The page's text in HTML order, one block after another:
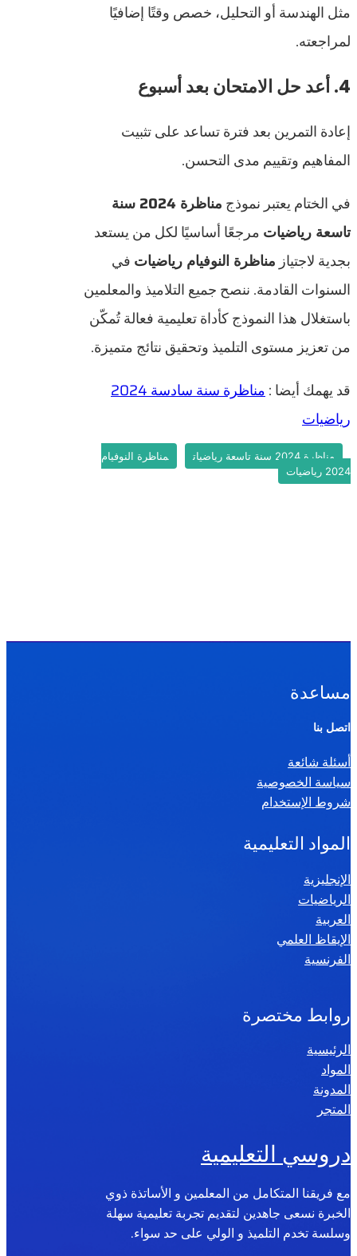
مثل الهندسة أو التحليل، خصص وقتًا إضافيًا
لمراجعته.
4. أعد حل الامتحان بعد أسبوع
إعادة التمرين بعد فترة تساعد على تثبيت
المفاهيم وتقييم مدى التحسن.
في الختام يعتبر نموذج
مناظرة 2024 سنة
تاسعة رياضيات مرجعًا أساسيًا لكل من يستعد
بجدية لاجتياز مناظرة النوفيام رياضيات في
السنوات القادمة. ننصح جميع التلاميذ والمعلمين
باستغلال هذا النموذج كأداة تعليمية فعالة تُمكّن
من تعزيز مستوى التلميذ وتحقيق نتائج متميزة.
قد يهمك أيضا :
مناظرة سنة سادسة 2024
رياضيات
مناظرة 2024 سنة تاسعة رياضيات
مناظرة النوفيام
2024 رياضيات
مساعدة
اتصل بنا
أسئلة شائعة
سياسة الخصوصية
شروط الإستخدام
المواد التعليمية
الإنجليزية
الرياضيات
العربية
الإيقاظ العلمي
الفرنسية
روابط مختصرة
الرئيسية
المواد
المدونة
المتجر
دروسي التعليمية
مع فريقنا المتكامل من المعلمين و الأساتذة ذوي
الخبرة نسعى جاهدين لتقديم تجربة تعليمية سهلة
وسلسة تخدم التلميذ و الولي على حد سواء.